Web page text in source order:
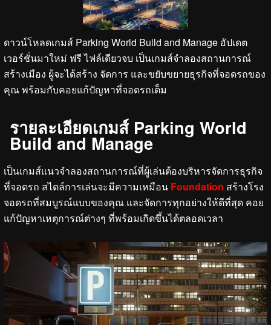
ดาวน์โหลดเกมส์ Parking World Build and Manage อัปเดต
เวอร์ชั่นมาใหม่ ฟรี ไฟล์เดียวจบ เป็นเกมส์จำลองสถานการณ์
สร้างเมือง ผู้จะได้สร้าง จัดการ และขยับขยายธุรกิจที่จอดรถของ
คุณ พร้อมกับคอยแก้ปัญหาที่จอดรถเต็ม
รายละเอียดเกมส์ Parking World
Build and Manage
เป็นเกมส์แนวจำลองสถานการณ์ที่ผู้เล่นต้องบริหารจัดการธุรกิจ
ที่จอดรถ สไตล์การเล่นจะมีความเหมือน Foundation สร้างโรง
จอดรถที่สมบูรณ์แบบของคุณ และจัดการทุกอย่างให้ดีที่สุด คอย
แก้ปัญหาเหตุการณ์ต่างๆ ที่พร้อมเกิดขึ้นได้ตลอดเวลา